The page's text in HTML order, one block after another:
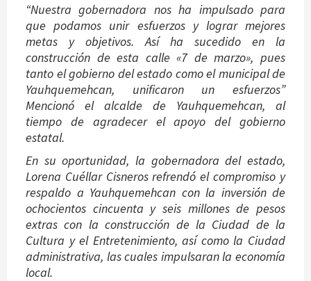
“Nuestra gobernadora nos ha impulsado para
que podamos unir esfuerzos y lograr mejores
metas y objetivos. Así ha sucedido en la
construcción de esta calle «7 de marzo», pues
tanto el gobierno del estado como el municipal de
Yauhquemehcan, unificaron un esfuerzos”
Mencionó el alcalde de Yauhquemehcan, al
tiempo de agradecer el apoyo del gobierno
estatal.
En su oportunidad, la gobernadora del estado,
Lorena Cuéllar Cisneros refrendó el compromiso y
respaldo a Yauhquemehcan con la inversión de
ochocientos cincuenta y seis millones de pesos
extras con la construcción de la Ciudad de la
Cultura y el Entretenimiento, así como la Ciudad
administrativa, las cuales impulsaran la economía
local.